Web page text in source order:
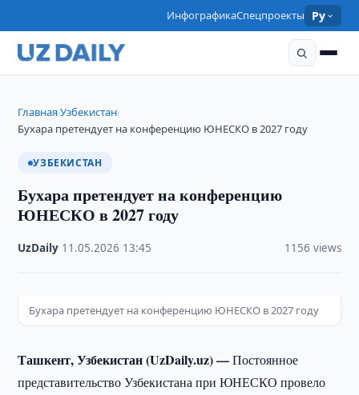
ИнфографикаСпецпроекты Ру
Главная›Узбекистан›
Бухара претендует на конференцию ЮНЕСКО в 2027 году
УЗБЕКИСТАН
Бухара претендует на конференцию
ЮНЕСКО в 2027 году
UzDaily 11.05.2026 13:45 1156 views
Бухара претендует на конференцию ЮНЕСКО в 2027 году
Ташкент, Узбекистан (UzDaily.uz) —Постоянное
представительство Узбекистана при ЮНЕСКО провело